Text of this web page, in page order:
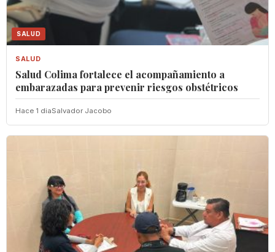
SALUD
SALUD
Salud Colima fortalece el acompañamiento a
embarazadas para prevenir riesgos obstétricos
Hace 1 diaSalvador Jacobo